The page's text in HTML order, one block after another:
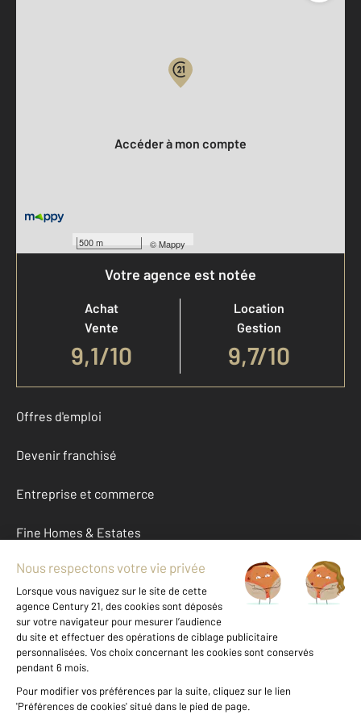
500 m ©Mappy
Accéder à mon compte
Votre agence est notée
Achat
Vente
9,1/10
Location
Gestion
9,7/10
Offres d'emploi
Devenir franchisé
Entreprise et commerce
Fine Homes & Estates
À propos
International
Nous contacter